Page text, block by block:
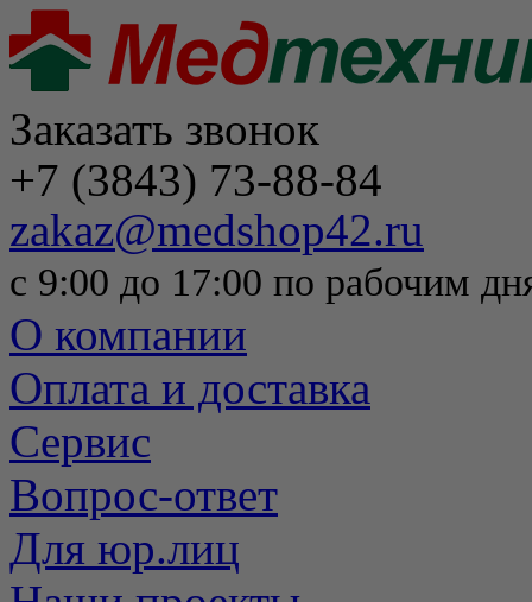
Заказать звонок
+7 (3843) 73-88-84
zakaz@medshop42.ru
с 9:00 до 17:00 по рабочим
О компании
Оплата и доставка
Сервис
Вопрос-ответ
Для юр.лиц